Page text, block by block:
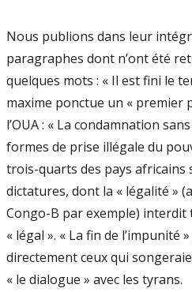
Nous publions dans leur
paragraphes dont n’ont été
quelques mots : « Il est fini le
maxime ponctue un « premier
l’OUA : « La condamnation
formes de prise illégale du
trois-quarts des pays africains
dictatures, dont la « légalité »
Congo-B par exemple)
« légal ». « La fin de l’impunité
directement ceux qui
« le dialogue » avec les tyrans.